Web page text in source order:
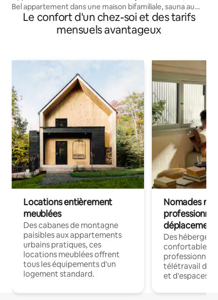
Bel appartement dans une maison bifamiliale, sauna au
feu de bois
Le confort d'un chez-soi et des tarifs
mensuels avantageux
Locations entièrement
meublées
Des cabanes de montagne
paisibles aux appartements
urbains pratiques, ces
locations meublées offrent
tous les équipements d'un
logement standard.
Nomades
déplacement
Des
confortables
professionnels
télétravail
et d'espaces